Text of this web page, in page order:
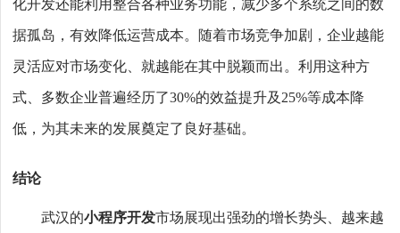
化开发还能利用整合各种业务功能，减少多个系统之间的数
据孤岛，有效降低运营成本。随着市场竞争加剧，企业越能
灵活应对市场变化、就越能在其中脱颖而出。利用这种方
式、多数企业普遍经历了30%的效益提升及25%等成本降
低，为其未来的发展奠定了良好基础。
结论
武汉的小程序开发市场展现出强劲的增长势头、越来越